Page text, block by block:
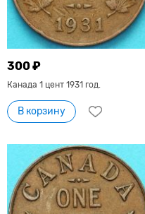
300 ₽
Канада 1 цент 1931 год.
В корзину